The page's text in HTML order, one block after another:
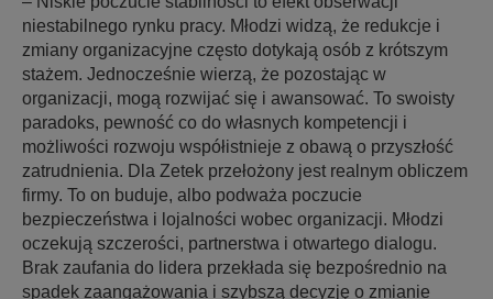
niestabilnego rynku pracy. Młodzi widzą, że redukcje i
zmiany organizacyjne często dotykają osób z krótszym
stażem. Jednocześnie wierzą, że pozostając w
organizacji, mogą rozwijać się i awansować. To swoisty
paradoks, pewność co do własnych kompetencji i
możliwości rozwoju współistnieje z obawą o przyszłość
zatrudnienia. Dla Zetek przełożony jest realnym obliczem
firmy. To on buduje, albo podważa poczucie
bezpieczeństwa i lojalności wobec organizacji. Młodzi
oczekują szczerości, partnerstwa i otwartego dialogu.
Brak zaufania do lidera przekłada się bezpośrednio na
spadek zaangażowania i szybszą decyzję o zmianie